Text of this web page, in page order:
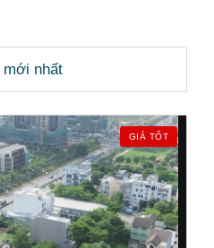
mới nhất
GIÁ TỐT